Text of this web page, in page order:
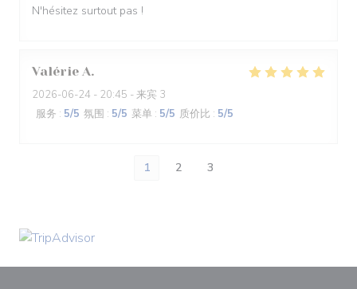
N'hésitez surtout pas !
Valérie A
2026-06-24 - 20:45 - 来宾 3
服务 : 5/5 氛围 : 5/5 菜单 : 5/5 质价比 : 5/5
1 2 3